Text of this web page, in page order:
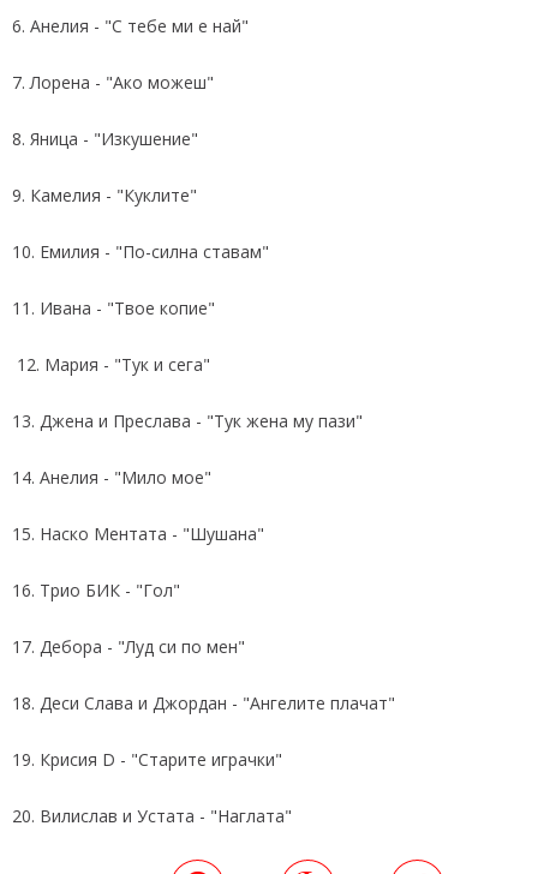
6. Анелия - "С тебе ми е най"
7. Лорена - "Ако можеш"
8. Яница - "Изкушение"
9. Камелия - "Куклите"
10. Емилия - "По-силна ставам"
11. Ивана - "Твое копие"
12. Мария - "Тук и сега"
13. Джена и Преслава - "Тук жена му пази"
14. Анелия - "Мило мое"
15. Наско Ментата - "Шушана"
16. Трио БИК - "Гол"
17. Дебора - "Луд си по мен"
18. Деси Слава и Джордан - "Ангелите плачат"
19. Крисия D - "Старите играчки"
20. Вилислав и Устата - "Наглата"